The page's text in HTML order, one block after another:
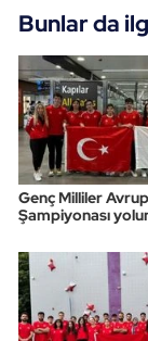
Bunlar da
Genç Milliler
Şampiyonası